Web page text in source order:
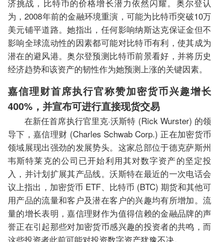
济挑战，比特币的价格增长潜力依然闪耀。奥尔登认
为，2008年前的金融环境重演，可能为比特币突破10万
美元铺平道路。她指出，任何影响纳斯达克保证金但不
影响全球流动性的因素都可能对比特币有利，使其成为
潜在的避风港。奥尔登预测比特币前景看好，并将历史
经济趋势和该资产的韧性作为她预测上涨的关键因素。
嘉信理财首席执行官称赞加密货币兴趣增长
400%，并宣布可进行直接现货交易
在新任首席执行官里克·沃斯特 (Rick Wurster) 的领
导下，嘉信理财 (Charles Schwab Corp.) 正在加密货币
领域展现出强劲的发展势头。这家总部位于德克萨斯州
韦斯特莱克的公司已开始利用其对数字资产的坚定投
入，并计划扩展其产品线。沃斯特在最近的一次电话会
议上指出，加密货币 ETF、比特币 (BTC) 期货和其他可
用产品的流量和客户及潜在客户的兴趣均有所增加。流
量的增长表明，嘉信理财作为值得信赖的金融品牌的声
誉正在引起那些对加密货币感兴趣的投资者的共鸣，而
这些投资者此前可能对投资数字资产犹豫不决。